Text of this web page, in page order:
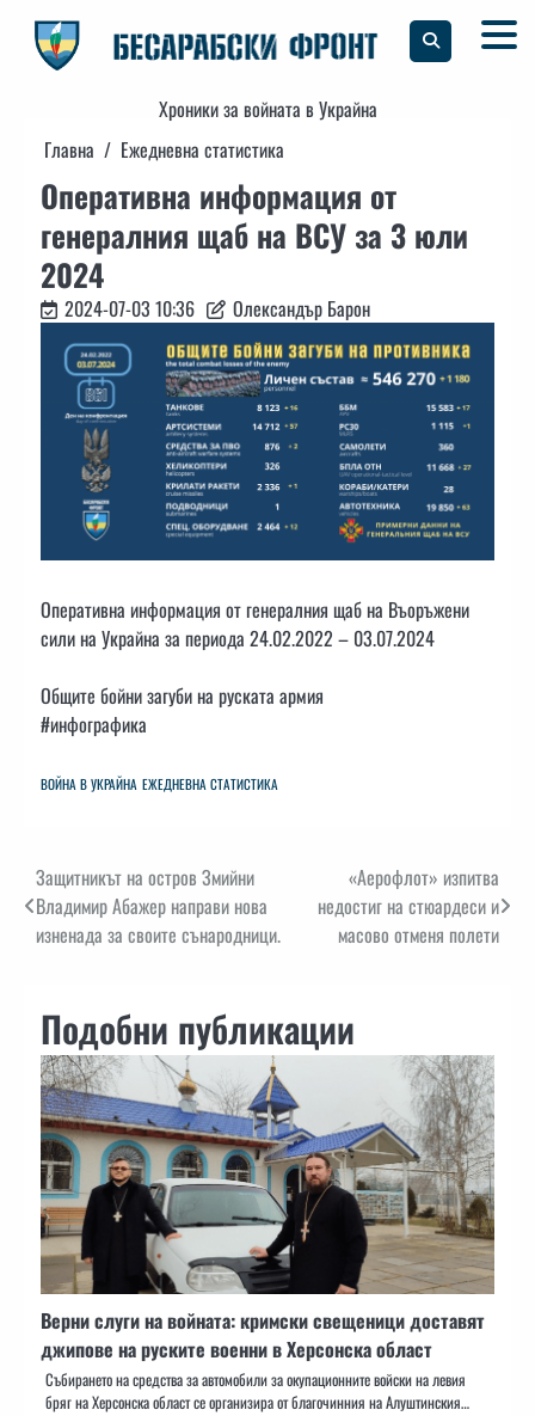
content
Хроники за войната в Украйна
Главна
Ежедневна статистика
Оперативна информация от
генералния щаб на ВСУ за 3 юли
2024
2024-07-03 10:36 Олександър Барон
Оперативна информация от генералния щаб на Въоръжени
сили на Украйна за периода 24.02.2022 – 03.07.2024
Общите бойни загуби на руската армия
#инфографика
ВОЙНА В УКРАЙНА ЕЖЕДНЕВНА СТАТИСТИКА
Навигация
Защитникът на остров Змийни
Владимир Абажер направи нова
изненада за своите сънародници.
«Аерофлот» изпитва
недостиг на стюардеси и
масово отменя полети
Подобни публикации
Верни слуги на войната: кримски свещеници доставят
джипове на руските военни в Херсонска област
Събирането на средства за автомобили за окупационните войски на левия
бряг на Херсонска област се организира от благочинния на Алуштинския…